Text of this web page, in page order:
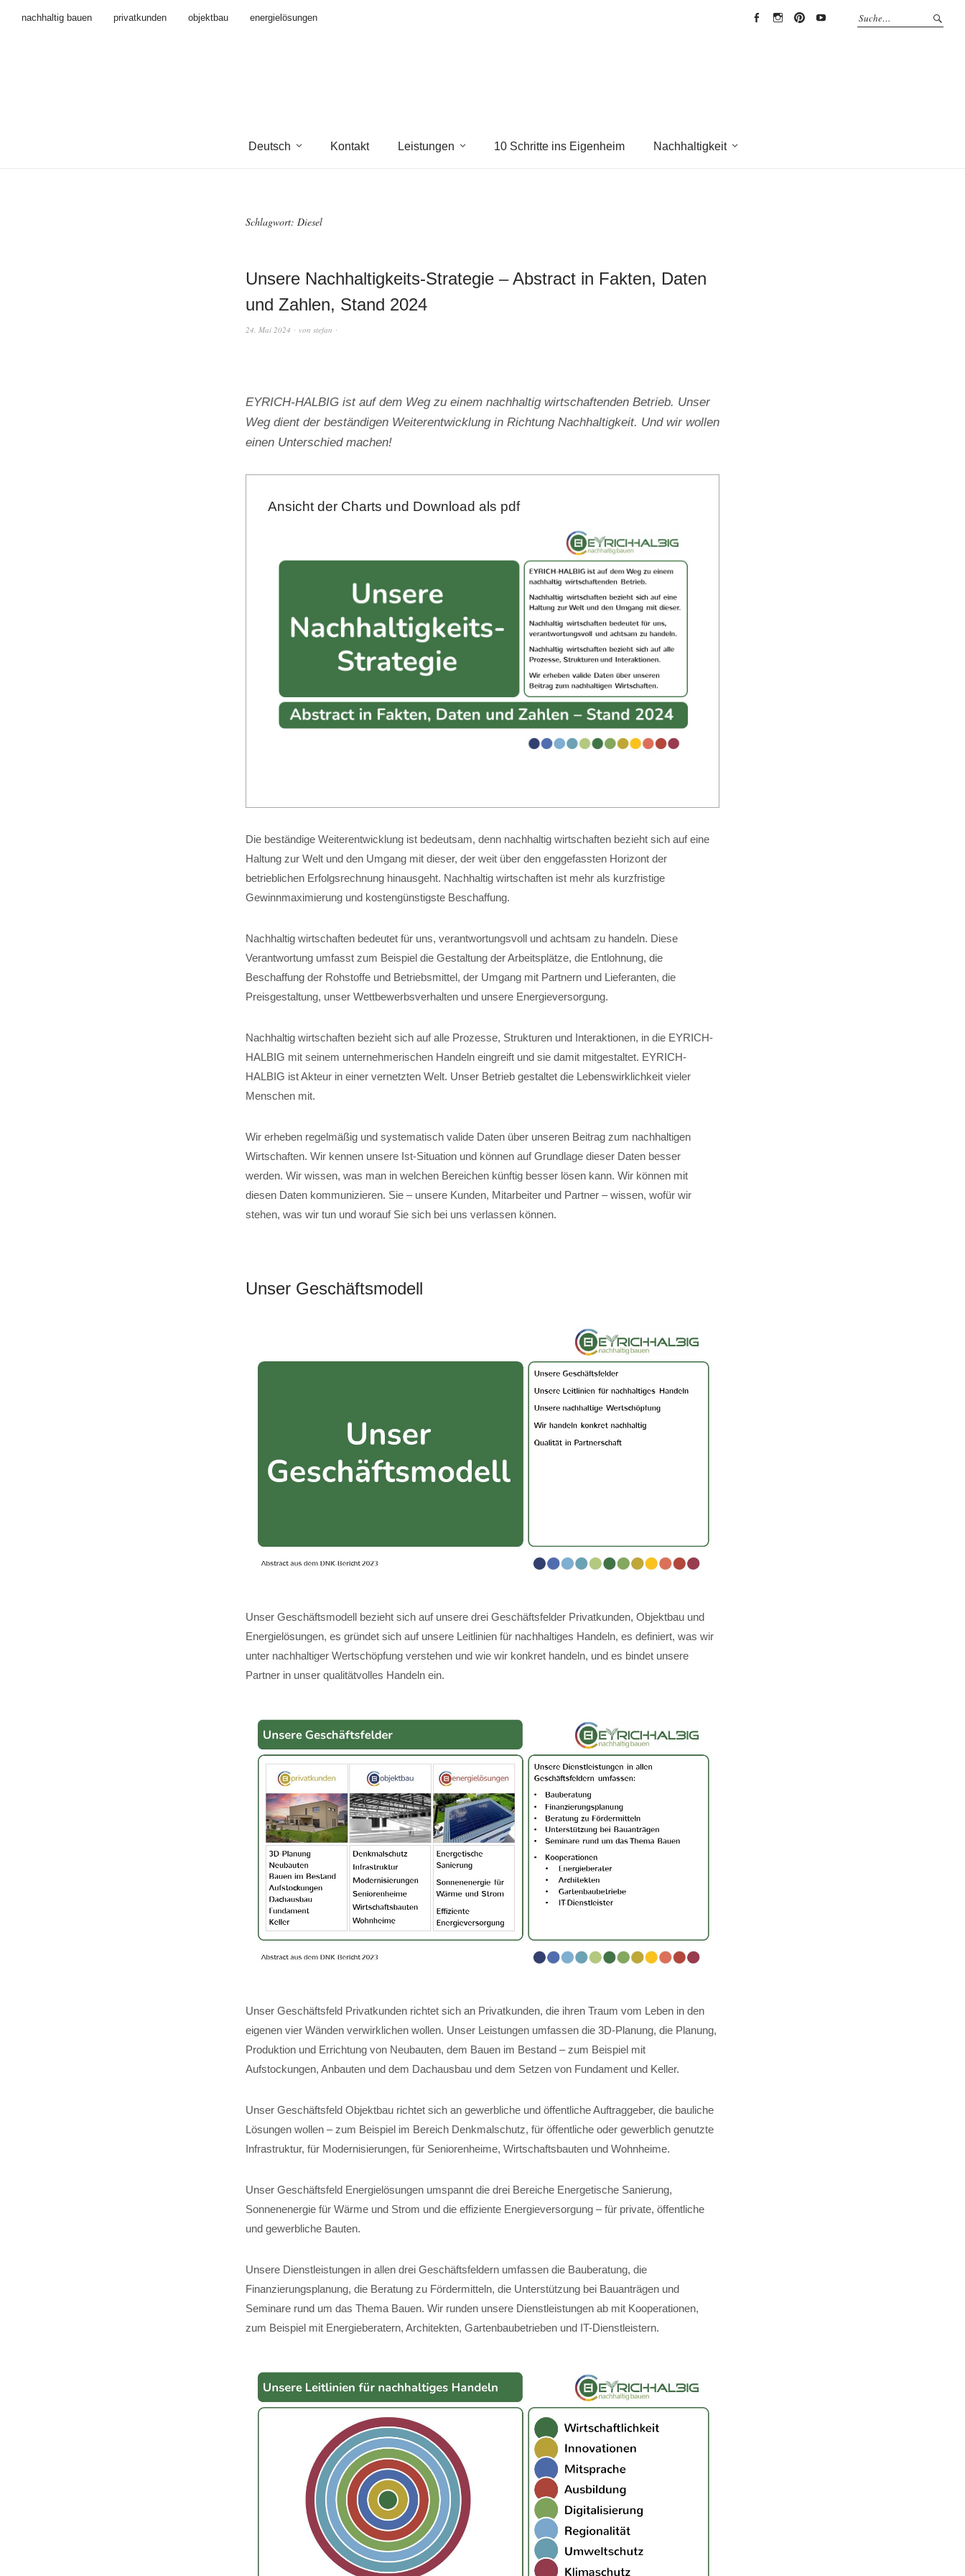
nachhaltig bauen privatkunden objektbau
energielösungen
Deutsch Kontakt Leistungen 10 Schritte ins Eigenheim Nachhaltigkeit
Schlagwort: Diesel
Unsere Nachhaltigkeits-Strategie – Abstract in Fakten, Daten
und Zahlen, Stand 2024
24. Mai 2024 von stefan
EYRICH-HALBIG ist auf dem Weg zu einem nachhaltig wirtschaftenden Betrieb. Unser
Weg dient der beständigen Weiterentwicklung in Richtung Nachhaltigkeit. Und wir wollen
einen Unterschied machen!
Ansicht der Charts und Download als pdf
Die beständige Weiterentwicklung ist bedeutsam, denn nachhaltig wirtschaften bezieht sich auf eine
Haltung zur Welt und den Umgang mit dieser, der weit über den enggefassten Horizont der
betrieblichen Erfolgsrechnung hinausgeht. Nachhaltig wirtschaften ist mehr als kurzfristige
Gewinnmaximierung und kostengünstigste Beschaffung.
Nachhaltig wirtschaften bedeutet für uns, verantwortungsvoll und achtsam zu handeln. Diese
Verantwortung umfasst zum Beispiel die Gestaltung der Arbeitsplätze, die Entlohnung, die
Beschaffung der Rohstoffe und Betriebsmittel, der Umgang mit Partnern und Lieferanten, die
Preisgestaltung, unser Wettbewerbsverhalten und unsere Energieversorgung.
Nachhaltig wirtschaften bezieht sich auf alle Prozesse, Strukturen und Interaktionen, in die EYRICH-
HALBIG mit seinem unternehmerischen Handeln eingreift und sie damit mitgestaltet. EYRICH-
HALBIG ist Akteur in einer vernetzten Welt. Unser Betrieb gestaltet die Lebenswirklichkeit vieler
Menschen mit.
Wir erheben regelmäßig und systematisch valide Daten über unseren Beitrag zum nachhaltigen
Wirtschaften. Wir kennen unsere Ist-Situation und können auf Grundlage dieser Daten besser
werden. Wir wissen, was man in welchen Bereichen künftig besser lösen kann. Wir können mit
diesen Daten kommunizieren. Sie – unsere Kunden, Mitarbeiter und Partner – wissen, wofür wir
stehen, was wir tun und worauf Sie sich bei uns verlassen können.
Unser Geschäftsmodell
Unser Geschäftsmodell bezieht sich auf unsere drei Geschäftsfelder Privatkunden, Objektbau und
Energielösungen, es gründet sich auf unsere Leitlinien für nachhaltiges Handeln, es definiert, was wir
unter nachhaltiger Wertschöpfung verstehen und wie wir konkret handeln, und es bindet unsere
Partner in unser qualitätvolles Handeln ein.
Unser Geschäftsfeld Privatkunden richtet sich an Privatkunden, die ihren Traum vom Leben in den
eigenen vier Wänden verwirklichen wollen. Unser Leistungen umfassen die 3D-Planung, die Planung,
Produktion und Errichtung von Neubauten, dem Bauen im Bestand – zum Beispiel mit
Aufstockungen, Anbauten und dem Dachausbau und dem Setzen von Fundament und Keller.
Unser Geschäftsfeld Objektbau richtet sich an gewerbliche und öffentliche Auftraggeber, die bauliche
Lösungen wollen – zum Beispiel im Bereich Denkmalschutz, für öffentliche oder gewerblich genutzte
Infrastruktur, für Modernisierungen, für Seniorenheime, Wirtschaftsbauten und Wohnheime.
Unser Geschäftsfeld Energielösungen umspannt die drei Bereiche Energetische Sanierung,
Sonnenenergie für Wärme und Strom und die effiziente Energieversorgung – für private, öffentliche
und gewerbliche Bauten.
Unsere Dienstleistungen in allen drei Geschäftsfeldern umfassen die Bauberatung, die
Finanzierungsplanung, die Beratung zu Fördermitteln, die Unterstützung bei Bauanträgen und
Seminare rund um das Thema Bauen. Wir runden unsere Dienstleistungen ab mit Kooperationen,
zum Beispiel mit Energieberatern, Architekten, Gartenbaubetrieben und IT-Dienstleistern.